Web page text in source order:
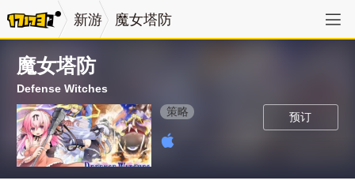
新游 魔女塔防
魔女塔防
Defense Witches
预订
策略